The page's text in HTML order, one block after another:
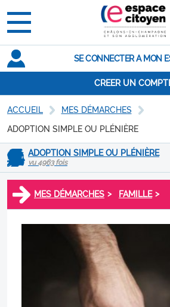
SE CONNECTER A MON
CREER UN
ACCUEIL
MES DÉMARCHES
ADOPTION SIMPLE OU PLÉNIÈRE
ADOPTION SIMPLE OU PLÉNIÈRE
vu 4963 fois
MES DÉMARCHES > FAMILLE >